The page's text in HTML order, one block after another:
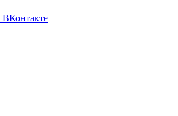
ВКонтакте